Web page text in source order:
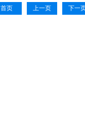
首页 上一页 下一